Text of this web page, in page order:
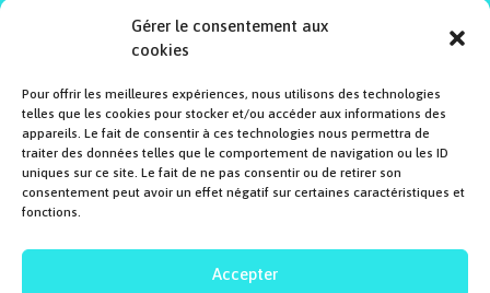
Gérer le consentement aux
cookies
Pour offrir les meilleures expériences, nous utilisons des technologies
telles que les cookies pour stocker et/ou accéder aux informations des
appareils. Le fait de consentir à ces technologies nous permettra de
traiter des données telles que le comportement de navigation ou les ID
uniques sur ce site. Le fait de ne pas consentir ou de retirer son
consentement peut avoir un effet négatif sur certaines caractéristiques et
fonctions.
Accepter
Collectivités
Éducation
Accueils de loisirs
Entreprises